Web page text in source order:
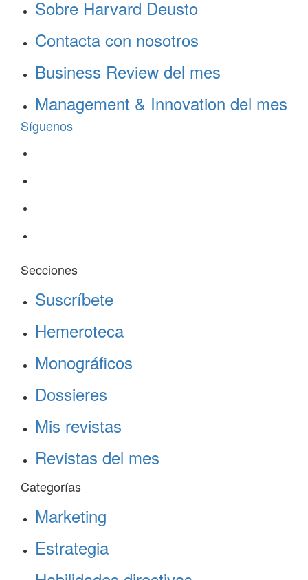
Sobre Harvard Deusto
Contacta con nosotros
Business Review del mes
Management & Innovation del mes
Síguenos
Secciones
Suscríbete
Hemeroteca
Monográficos
Dossieres
Mis revistas
Revistas del mes
Categorías
Marketing
Estrategia